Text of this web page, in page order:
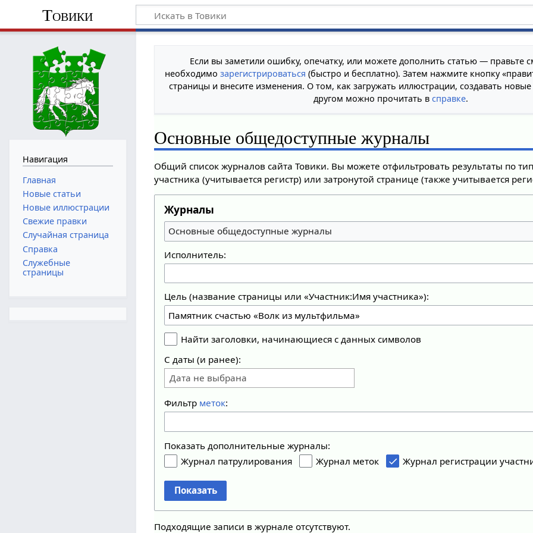
Товики
Если вы заметили ошибку, опечатку, или можете дополнить статью — правьте
необходимозарегистрироваться (быстро и бесплатно). Затем нажмите кнопку
страницы и внесите изменения. О том, как загружать иллюстрации, создавать
другом можно прочитать в справке.
Основные общедоступные журналы
Общий список журналов сайта Товики. Вы можете отфильтровать результаты по
участника (учитывается регистр) или затронутой странице (также учитывается
Журналы
Основные общедоступные журналы
Исполнитель:
Цель (название страницы или «Участник:Имя участника»):
Найти заголовки, начинающиеся с данных символов
С даты (и ранее):
Дата не выбрана
Фильтр меток:
Показать дополнительные журналы:
Журнал патрулирования
Журнал меток Журнал регистрации
Показать
Подходящие записи в журнале отсутствуют.
Навигация
Главная
Новые статьи
Новые иллюстрации
Свежие правки
Случайная страница
Справка
Служебные
страницы